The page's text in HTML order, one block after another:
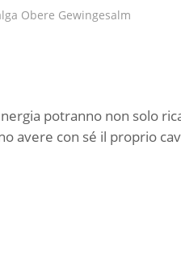
Obere Gewingesalm
potranno non solo
avere con sé il proprio